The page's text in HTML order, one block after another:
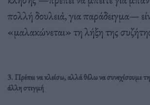
πολλή δουλειά, για παράδειγμα—
«μαλακώνεται» τη λήξη της
3. Πρέπει να κλείσω, αλλά θέλω να συνεχίσουμε
άλλη στιγμή